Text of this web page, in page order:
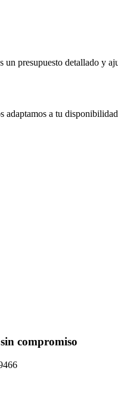
un presupuesto detallado y
adaptamos a tu
compromiso